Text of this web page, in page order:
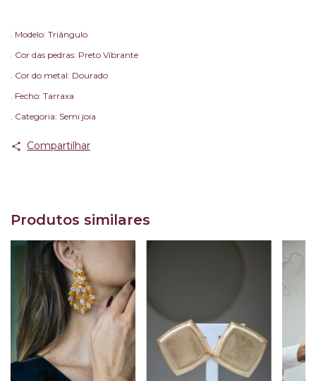
. Modelo: Triângulo
. Cor das pedras: Preto Vibrante
. Cor do metal: Dourado
. Fecho: Tarraxa
. Categoria: Semi joia
Compartilhar
Produtos similares